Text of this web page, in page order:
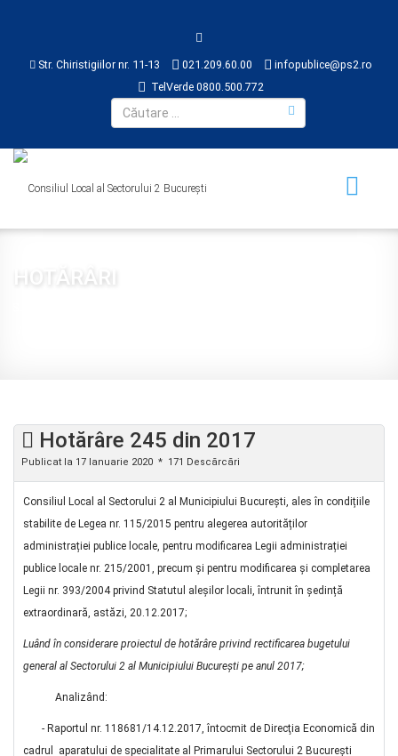
Str. Chiristigiilor nr. 11-13 021.209.60.00
infopublice@ps2.ro
TelVerde 0800.500.772
HOTĂRÂRI
Hotărâre 245 din 2017
Publicat la 17 Ianuarie 2020 171 Descărcări
Consiliul Local al Sectorului 2 al Municipiului București, ales în condițiile
stabilite de Legea nr. 115/2015 pentru alegerea autorităților
administrației publice locale, pentru modificarea Legii administrației
publice locale nr. 215/2001, precum şi pentru modificarea şi completarea
Legii nr. 393/2004 privind Statutul aleșilor locali, întrunit în ședință
extraordinară, astăzi, 20.12.2017;
Luând în considerare proiectul de hotărâre privind rectificarea bugetului
general al Sectorului 2 al Municipiului Bucureşti pe anul 2017;
Analizând:
- Raportul nr. 118681/14.12.2017, întocmit de Direcţia Economică din
cadrul aparatului de specialitate al Primarului Sectorului 2 Bucureşti